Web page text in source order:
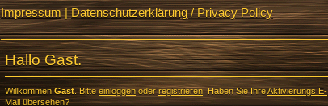
Impressum|Datenschutzerklärung / Privacy Policy
Hallo Gast.
Willkommen Gast. Bitte einloggenoderregistrieren. Haben Sie IhreAktivierungs E-
Mailübersehen?